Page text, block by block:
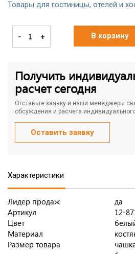
Товары для гостиницы, отелей и
- + В корзину
Получить
расчет сегодня
Отставьте заявку и наши менеджеры
обсуждения и расчета
Оставить заявку
Характеристики
Лидер продаж
да
Артикул
12-
Цвет
Материал
Размер товара